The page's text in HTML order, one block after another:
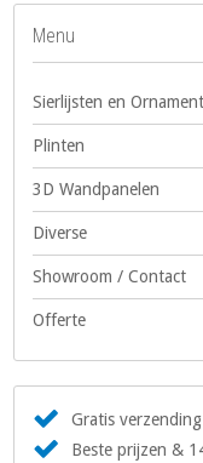
Menu
Sierlijsten en
Plinten
3D Wandpanelen
Diverse
Showroom / Contact
Offerte
Gratis
Beste prijzen &